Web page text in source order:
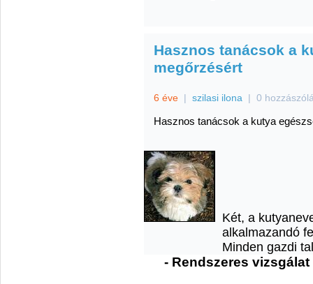
Hasznos tanácsok a
megőrzésért
6 éve | szilasi ilona | 0
Hasznos tanácsok a kutya
Két, a
alkalmazandó
Minden gazdi
- Rendszeres vizsgálat